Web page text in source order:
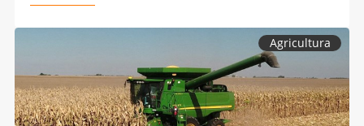
Agricultura